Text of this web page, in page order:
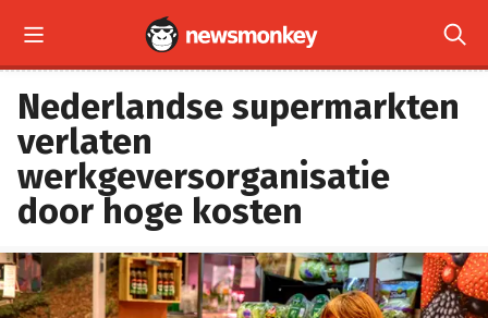
 
Nederlandse supermarkten
verlaten
werkgeversorganisatie
door hoge kosten